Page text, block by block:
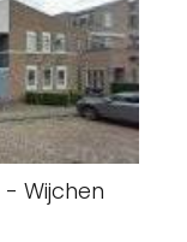
- Wijchen